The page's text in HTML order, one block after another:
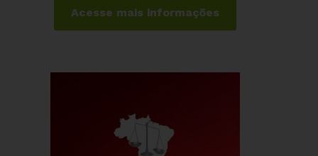
Acesse mais informações